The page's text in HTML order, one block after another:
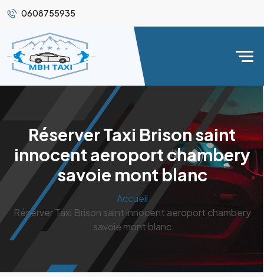
0608755935
Réserver Taxi Brison saint
innocent aeroport chambery
savoie mont blanc
Accueil
Réserver Taxi Brison saint innocent aeroport chambery
savoie mont blanc